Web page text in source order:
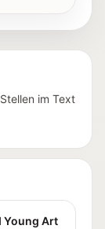
im Text
Young Art